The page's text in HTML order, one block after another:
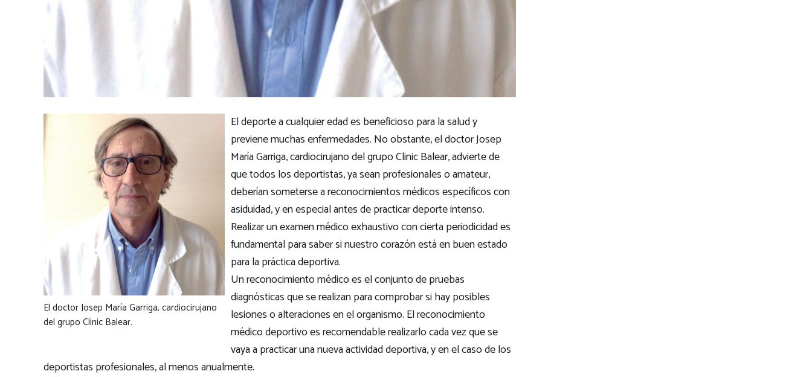
El doctor Josep María Garriga, cardiocirujano
del grupo Clinic Balear.
El deporte a cualquier edad es beneficioso para la salud y
previene muchas enfermedades. No obstante, el doctor Josep
María Garriga, cardiocirujano del grupo Clinic Balear, advierte de
que todos los deportistas, ya sean profesionales o amateur,
deberían someterse a reconocimientos médicos específicos con
asiduidad, y en especial antes de practicar deporte intenso.
Realizar un examen médico exhaustivo con cierta periodicidad es
fundamental para saber si nuestro corazón está en buen estado
para la práctica deportiva.
Un reconocimiento médico es el conjunto de pruebas
diagnósticas que se realizan para comprobar si hay posibles
lesiones o alteraciones en el organismo. El reconocimiento
médico deportivo es recomendable realizarlo cada vez que se
vaya a practicar una nueva actividad deportiva, y en el caso de los
deportistas profesionales, al menos anualmente.